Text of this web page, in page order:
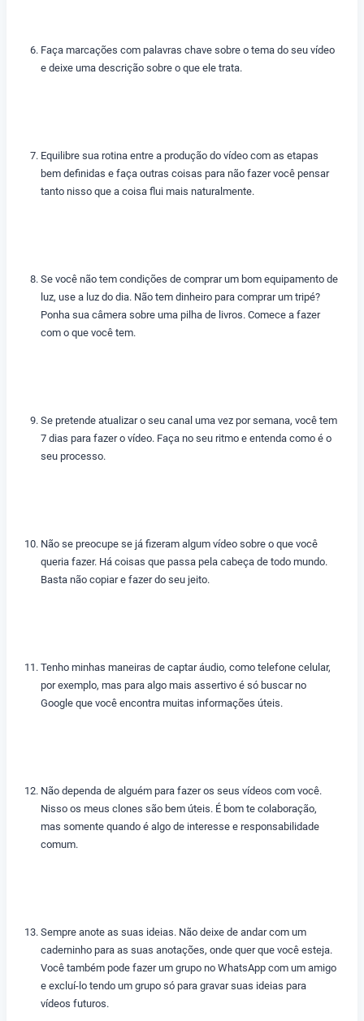
Faça marcações com palavras chave sobre o tema do seu vídeo
e deixe uma descrição sobre o que ele trata.
Equilibre sua rotina entre a produção do vídeo com as etapas
bem definidas e faça outras coisas para não fazer você pensar
tanto nisso que a coisa flui mais naturalmente.
Se você não tem condições de comprar um bom equipamento de
luz, use a luz do dia. Não tem dinheiro para comprar um tripé?
Ponha sua câmera sobre uma pilha de livros. Comece a fazer
com o que você tem.
Se pretende atualizar o seu canal uma vez por semana, você tem
7 dias para fazer o vídeo. Faça no seu ritmo e entenda como é o
seu processo.
Não se preocupe se já fizeram algum vídeo sobre o que você
queria fazer. Há coisas que passa pela cabeça de todo mundo.
Basta não copiar e fazer do seu jeito.
Tenho minhas maneiras de captar áudio, como telefone celular,
por exemplo, mas para algo mais assertivo é só buscar no
Google que você encontra muitas informações úteis.
Não dependa de alguém para fazer os seus vídeos com você.
Nisso os meus clones são bem úteis. É bom te colaboração,
mas somente quando é algo de interesse e responsabilidade
comum.
Sempre anote as suas ideias. Não deixe de andar com um
caderninho para as suas anotações, onde quer que você esteja.
Você também pode fazer um grupo no WhatsApp com um amigo
e excluí-lo tendo um grupo só para gravar suas ideias para
vídeos futuros.